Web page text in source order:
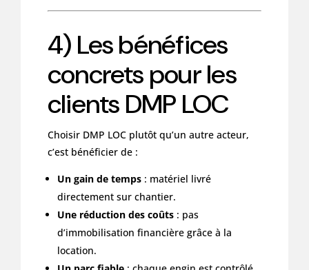
4) Les bénéfices
concrets pour les
clients DMP LOC
Choisir DMP LOC plutôt qu’un autre acteur,
c’est bénéficier de :
Un gain de temps: matériel livré
directement sur chantier.
Une réduction des coûts: pas
d’immobilisation financière grâce à la
location.